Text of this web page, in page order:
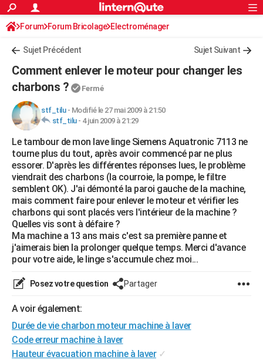
ACTUALITÉS
Politique
Société
Faits Divers
Education
Monde
Villes
+
Programme TV
Streaming
Cinéma
Sorties cinéma
Musique
FINANCE
Retraite
Impôts
Epargne
Immobilier
Risques naturels par ville
Banque
Assurance
Crédit
AUTO
Essais
Réserver un essai
Citadines
Berlines
SUV
Forum auto
HIGH-TECH
Mobiles
Meilleur smartphone
Internet
Ordinateurs
Jeux vidéo
Guide high-tech
+BRICOLAGE
Forum
Aménagement intérieur
Extérieur
Cuisine
Salle de bains
Jardinage
Rangement
WEEK-END
Guides de France
Escapades
Patrimoine
Expositions
Musées
Week-end nature
+LIFESTYLE
Art de vivre
Bien-être
Loisirs
Mode
Modes de vie
SANTE
Alimentation
Guide de la santé
Maladies
Médicaments
Sommeil
VOYAGE
PHOTO
BONS PLANS
CARTE DE VOEUX
S'inscrire
Connexion
Forum Forum Bricolage Electroménager
Sujet Précédent Sujet Suivant
Comment enlever le moteur pour changer les
charbons ?
Fermé
stf_tilu- Modifié le 27 mai 2009 à 21:50
stf_tilu- 4 juin 2009 à 21:29
Le tambour de mon lave linge Siemens Aquatronic 7113 ne
tourne plus du tout, après avoir commencé par ne plus
essorer. D'après les différentes réponses lues, le problème
viendrait des charbons (la courroie, la pompe, le filtre
semblent OK). J'ai démonté la paroi gauche de la machine,
mais comment faire pour enlever le moteur et vérifier les
charbons qui sont placés vers l'intérieur de la machine ?
Quelles vis sont à défaire ?
Ma machine a 13 ans mais c'est sa première panne et
j'aimerais bien la prolonger quelque temps. Merci d'avance
pour votre aide, le linge s'accumule chez moi...
Posez votre question Partager
A voir également:
Durée de vie charbon moteur machine à laver
Code erreur machine à laver
Hauteur évacuation machine à laver ✓